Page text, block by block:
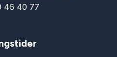
46 40 77